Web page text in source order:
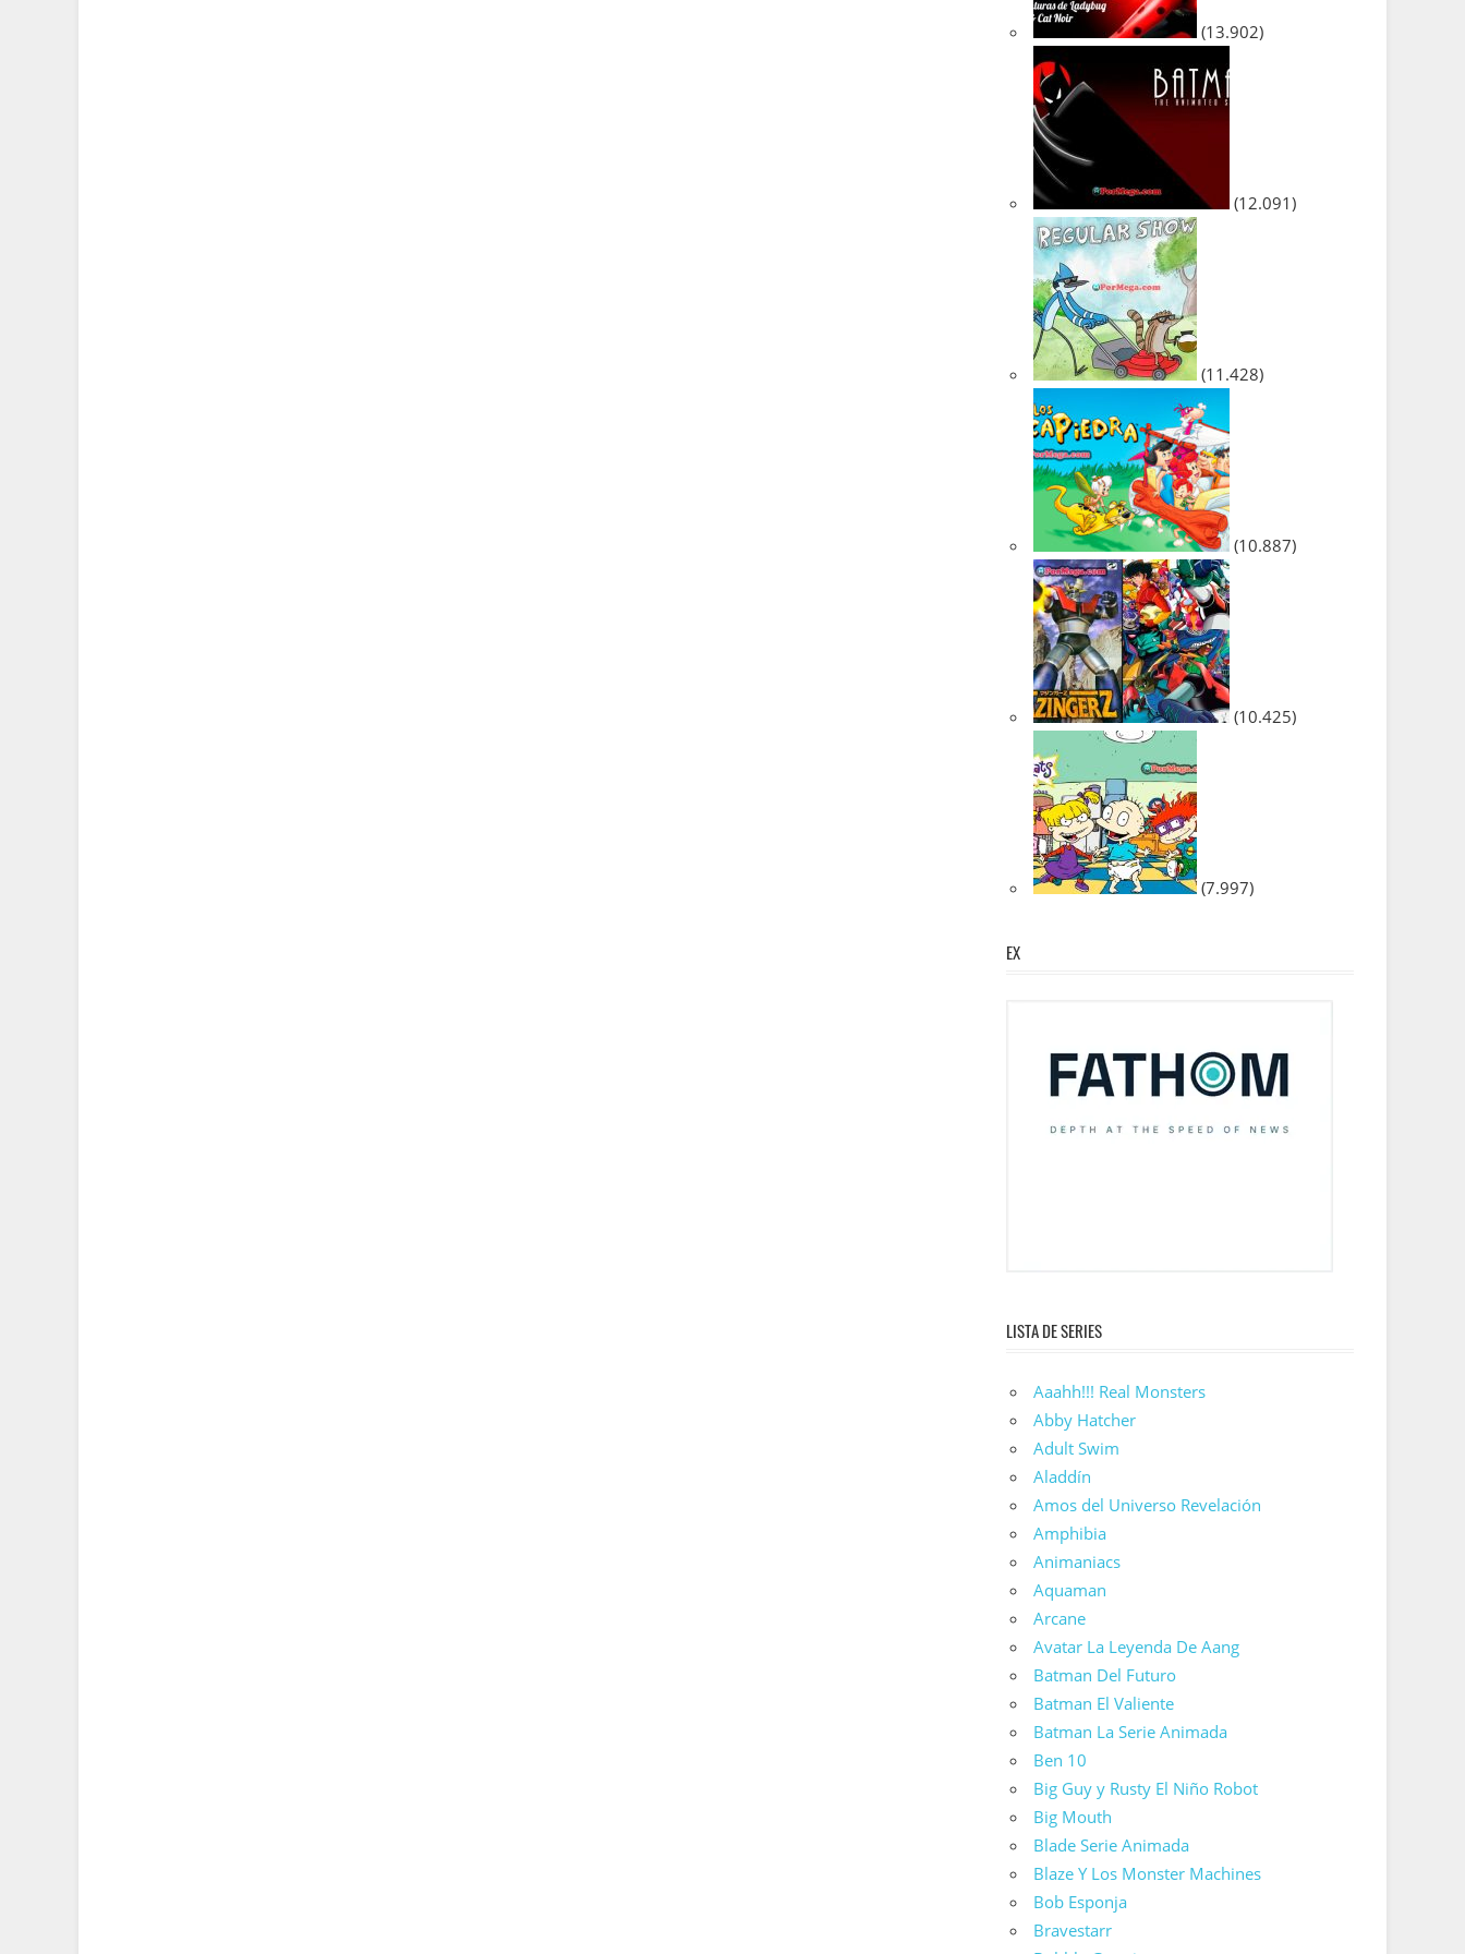
(13.902)
(12.091)
(11.428)
(10.887)
(10.425)
(7.997)
EX
LISTA DE SERIES
Aaahh!!! Real Monsters
Abby Hatcher
Adult Swim
Aladdín
Amos del Universo Revelación
Amphibia
Animaniacs
Aquaman
Arcane
Avatar La Leyenda De Aang
Batman Del Futuro
Batman El Valiente
Batman La Serie Animada
Ben 10
Big Guy y Rusty El Niño Robot
Big Mouth
Blade Serie Animada
Blaze Y Los Monster Machines
Bob Esponja
Bravestarr